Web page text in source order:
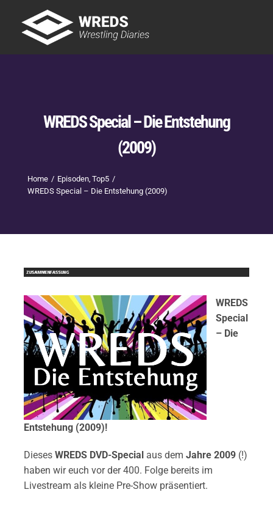
content
WREDS Special – Die Entstehung
(2009)
Home Episoden Top5
WREDS Special – Die Entstehung (2009)
WREDS
Special
– Die
Entstehung (2009)!
Dieses WREDS DVD-Specialaus dem Jahre 2009(!)
haben wir euch vor der 400. Folge bereits im
Livestream als kleine Pre-Show präsentiert.